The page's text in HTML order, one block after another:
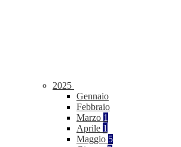
2025
Gennaio
Febbraio
Marzo 1
Aprile 1
Maggio 5